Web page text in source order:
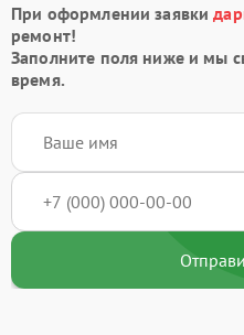
При оформлении заявки
ремонт!
Заполните поля ниже и мы
время.